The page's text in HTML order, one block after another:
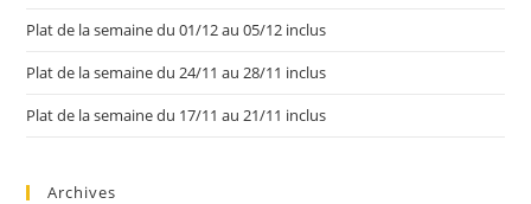
Plat de la semaine du 01/12 au 05/12 inclus
Plat de la semaine du 24/11 au 28/11 inclus
Plat de la semaine du 17/11 au 21/11 inclus
Archives